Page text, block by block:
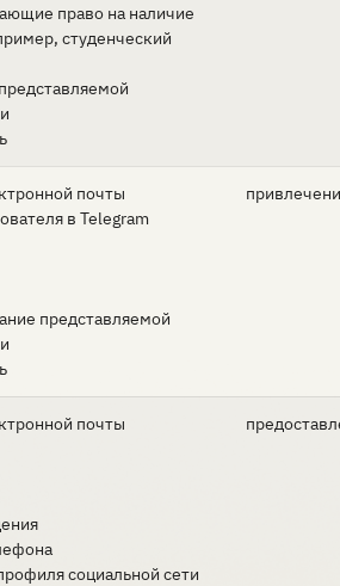
право на наличие
студенческий
почты
в Telegram
представляемой
почты
социальной сети